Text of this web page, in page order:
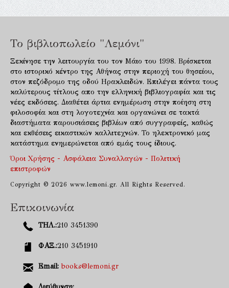
Το βιβλιοπωλείο "Λεμόνι"
Ξεκίνησε την λειτουργία του τον Μάιο του 1998. Βρίσκεται
στο ιστορικό κέντρο της Αθήνας στην περιοχή του θησείου,
στον πεζόδρομο της οδού Ηρακλειδών. Επιλέγει πάντα τους
καλύτερους τίτλους απο την ελληνική βιβλιογραφία και τις
νέες εκδόσεις. Διαθέτει άρτια ενημέρωση στην ποίηση στη
φιλοσοφία και στη λογοτεχνία και οργανώνει σε τακτά
διαστήματα παρουσιάσεις βιβλίων από συγγραφείς, καθώς
και εκθέσεις εικαστικών καλλιτεχνών. Το ηλεκτρονικό μας
κατάστημα ενημερώνεται από εμάς τους ίδιους.
Όροι Χρήσης - Ασφάλεια Συναλλαγών - Πολιτική
επιστροφών
Copyright © 2026 www.lemoni.gr. All Rights Reserved.
Επικοινωνία
ΤΗΛ.:210 3451390
ΦΑΞ.:210 3451910
Email: books@lemoni.gr